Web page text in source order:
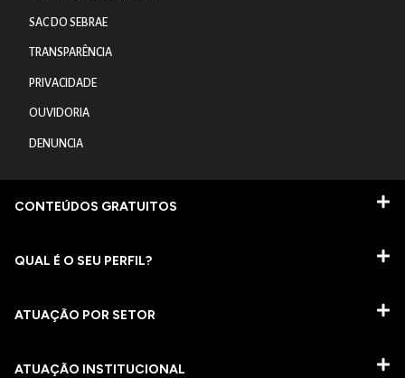
SAC DO SEBRAE
TRANSPARÊNCIA
PRIVACIDADE
OUVIDORIA
DENUNCIA
CONTEÚDOS GRATUITOS
QUAL É O SEU PERFIL?
ATUAÇÃO POR SETOR
ATUAÇÃO INSTITUCIONAL